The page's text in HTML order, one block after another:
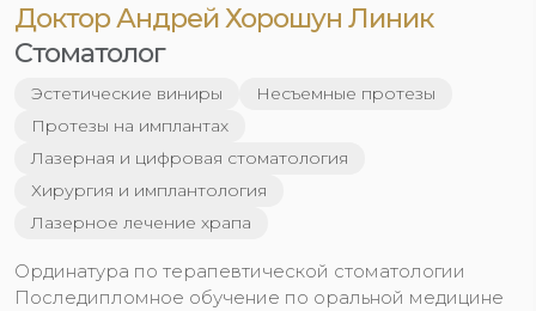
Доктор Андрей Хорошун Линик
Стоматолог
Эстетические виниры
Несъемные протезы
Протезы на имплантах
Лазерная и цифровая стоматология
Хирургия и имплантология
Лазерное лечение храпа
Ординатура по терапевтической стоматологии
Последипломное обучение по оральной медицине